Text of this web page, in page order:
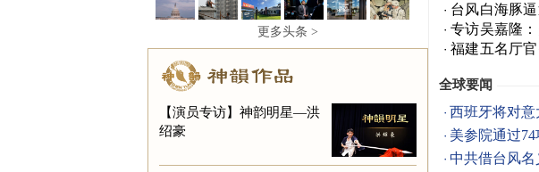
更多头条 >
【演员专访】神韵明星—洪
绍豪
台风白海豚
专访吴嘉隆
福建五名厅
全球要闻
西班牙将对意
美参院通过
中共借台风